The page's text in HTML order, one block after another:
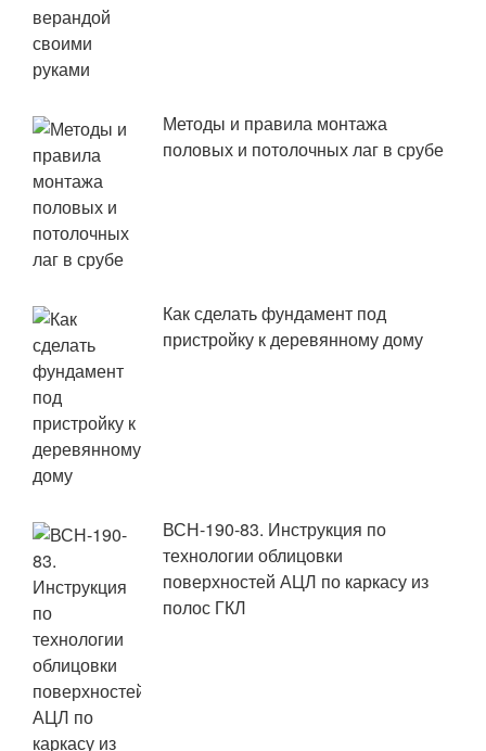
Методы и правила монтажа
половых и потолочных лаг в срубе
Как сделать фундамент под
пристройку к деревянному дому
ВСН-190-83. Инструкция по
технологии облицовки
поверхностей АЦЛ по каркасу из
полос ГКЛ